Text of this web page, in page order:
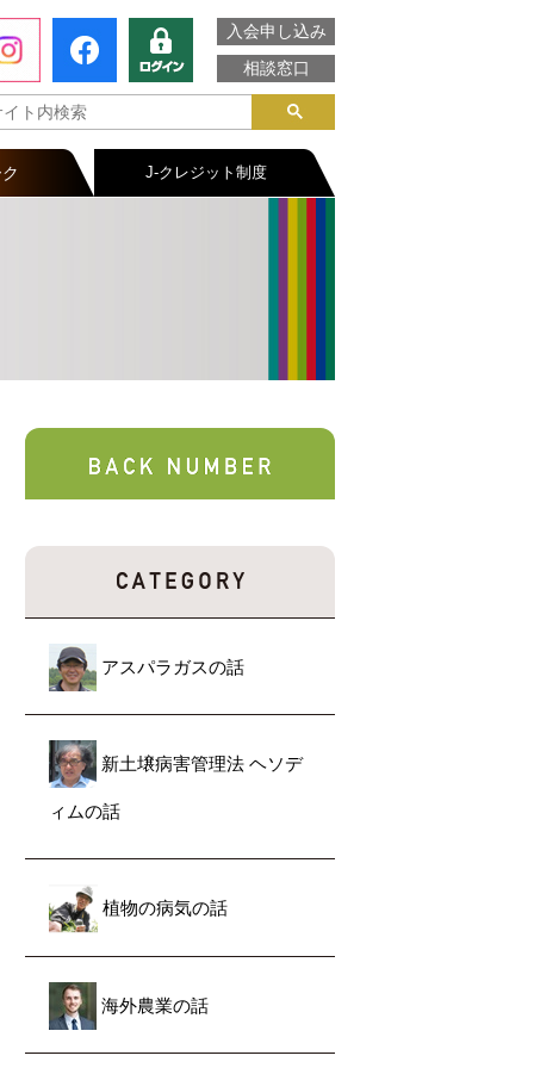
入会申し込み
相談窓口
J-クレジット制度
アスパラガスの話
新土壌病害管理法 ヘソデ
ィムの話
植物の病気の話
海外農業の話